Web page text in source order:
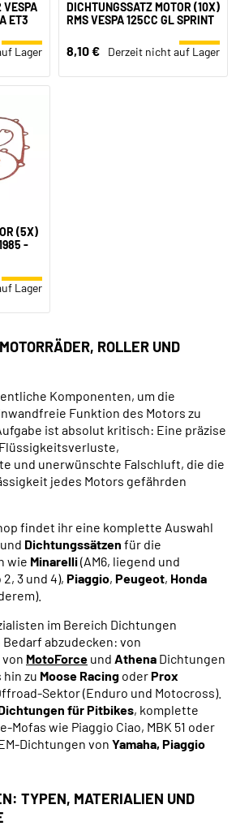
VESPA
ET3
Lager
DICHTUNGSSATZ MOTOR (10X)
RMS VESPA 125CC GL SPRINT
8,10 € Derzeit nicht auf Lager
(5X)
-
Lager
ROLLER UND
Komponenten, um die
Funktion des Motors zu
ist absolut kritisch: Eine präzise
und unerwünschte Falschluft, die die
jedes Motors gefährden
findet ihr eine komplette Auswahl
und Dichtungssätzen für die
wie Minarelli(AM6, liegend und
2, 3 und 4), Piaggio, Peugeot, Honda
im Bereich Dichtungen
abzudecken: von
MotoForce und Athena Dichtungen
zu Moose Racing oderProx
Sektor (Enduro und Motocross).
für Pitbikes, komplette
Mofas wie Piaggio Ciao, MBK 51 oder
Dichtungen von Yamaha, Piaggio
TYPEN, MATERIALIEN UND